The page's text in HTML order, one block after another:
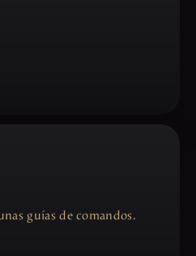
guías de comandos.